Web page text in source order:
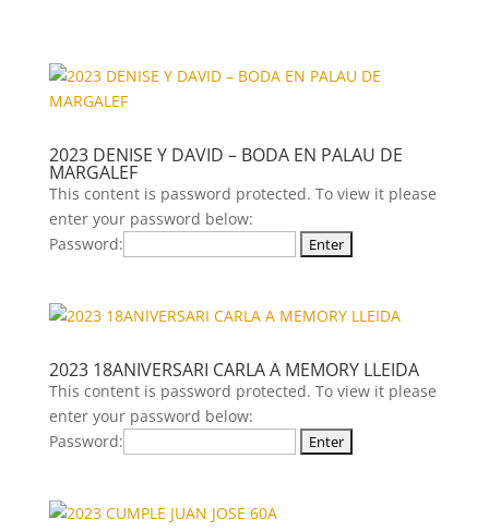
2023 DENISE Y DAVID – BODA EN PALAU DE
MARGALEF
This content is password protected. To view it please
enter your password below:
Password:
2023 18ANIVERSARI CARLA A MEMORY LLEIDA
This content is password protected. To view it please
enter your password below:
Password: